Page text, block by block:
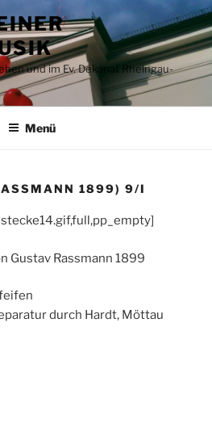
und im Ev. Dekanat Rheingau-
Menü
1899) 9/I
Gustav Rassmann 1899
durch Hardt, Möttau